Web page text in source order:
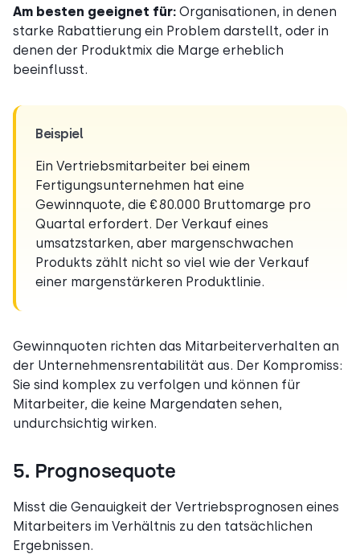
Am besten geeignet für: Organisationen, in denen
starke Rabattierung ein Problem darstellt, oder in
denen der Produktmix die Marge erheblich
beeinflusst.
Beispiel
Ein Vertriebsmitarbeiter bei einem
Fertigungsunternehmen hat eine
Gewinnquote, die €80.000 Bruttomarge pro
Quartal erfordert. Der Verkauf eines
umsatzstarken, aber margenschwachen
Produkts zählt nicht so viel wie der Verkauf
einer margenstärkeren Produktlinie.
Gewinnquoten richten das Mitarbeiterverhalten an
der Unternehmensrentabilität aus. Der Kompromiss:
Sie sind komplex zu verfolgen und können für
Mitarbeiter, die keine Margendaten sehen,
undurchsichtig wirken.
5. Prognosequote
Misst die Genauigkeit der Vertriebsprognosen eines
Mitarbeiters im Verhältnis zu den tatsächlichen
Ergebnissen.